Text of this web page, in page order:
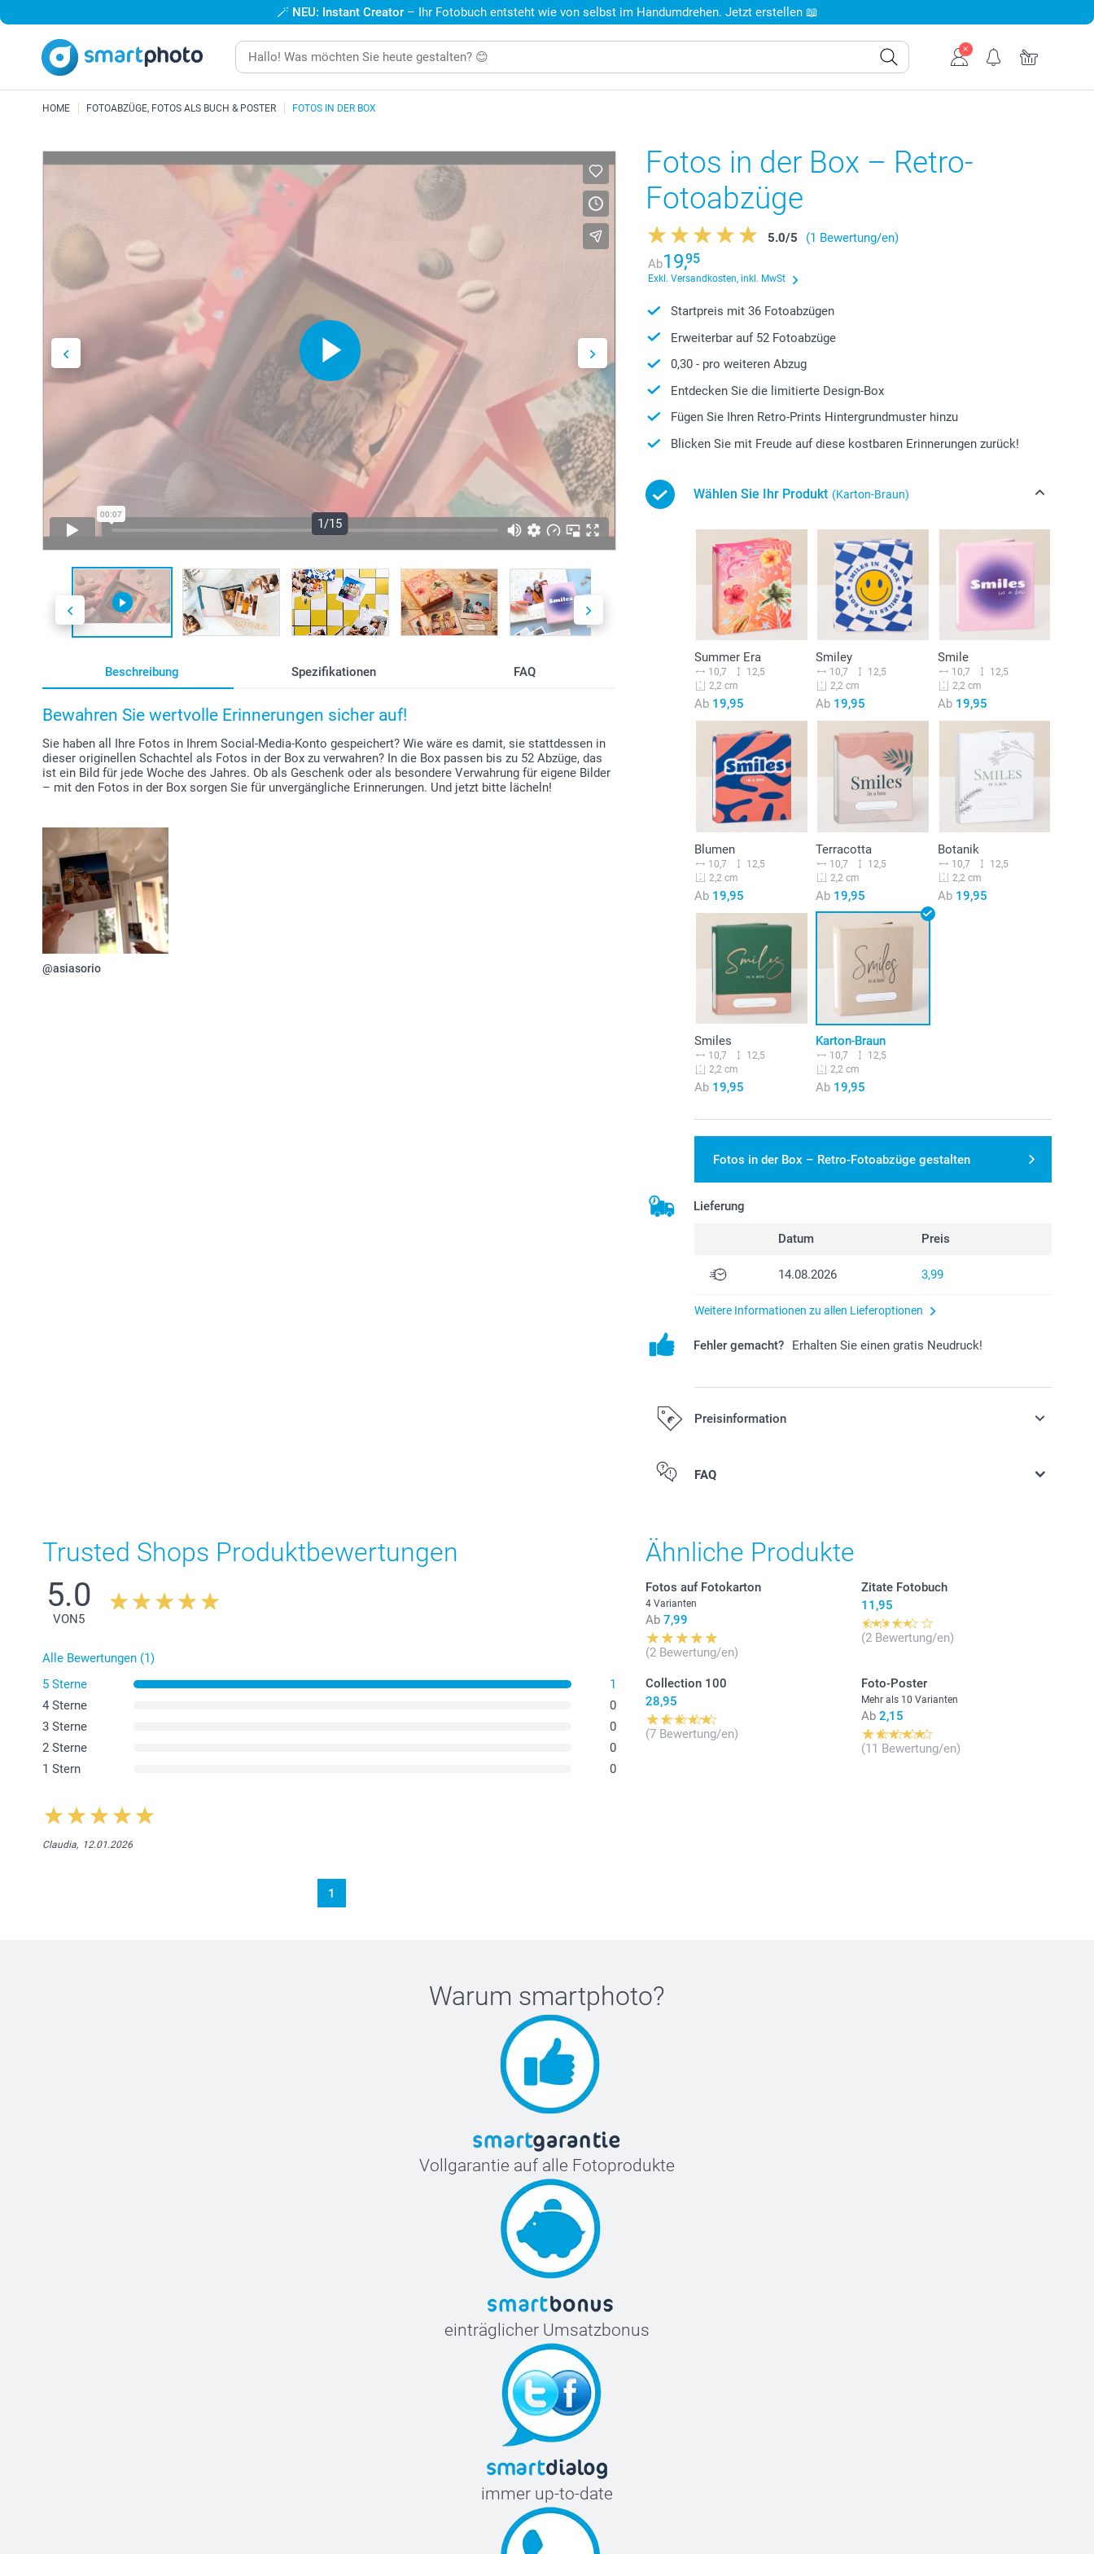
🪄 NEU: Instant Creator – Ihr Fotobuch entsteht wie von selbst im Handumdrehen. Jetzt erstellen 📖
HOME FOTOABZÜGE, FOTOS ALS BUCH & POSTER FOTOS IN DER BOX
1/15
Beschreibung Spezifikationen FAQ
Bewahren Sie wertvolle Erinnerungen sicher auf!
Sie haben all Ihre Fotos in Ihrem Social-Media-Konto gespeichert? Wie wäre es damit, sie stattdessen in
dieser originellen Schachtel als Fotos in der Box zu verwahren? In die Box passen bis zu 52 Abzüge, das
ist ein Bild für jede Woche des Jahres. Ob als Geschenk oder als besondere Verwahrung für eigene Bilder
– mit den Fotos in der Box sorgen Sie für unvergängliche Erinnerungen. Und jetzt bitte lächeln!
@asiasorio
Fotos in der Box – Retro-
Fotoabzüge
5.0/5
(1 Bewertung/en)
Ab19,95
Exkl. Versandkosten, inkl. MwSt
Startpreis mit36 Fotoabzügen
Erweiterbar auf 52 Fotoabzüge
0,30 - pro weiteren Abzug
Entdecken Sie die limitierte Design-Box
Fügen Sie Ihren Retro-Prints Hintergrundmuster hinzu
Blicken Sie mit Freude auf diese kostbaren Erinnerungen zurück!
Wählen Sie Ihr Produkt (Karton-Braun)
Summer Era
10,7
12,5
2,2 cm
Ab 19,95
Smiley
10,7
12,5
2,2 cm
Ab 19,95
Smile
10,7
12,5
2,2 cm
Ab19,95
Blumen
10,7
12,5
2,2 cm
Ab 19,95
Terracotta
10,7
12,5
2,2 cm
Ab 19,95
Botanik
10,7
12,5
2,2 cm
Ab19,95
Smiles
10,7
12,5
2,2 cm
Ab 19,95
Karton-Braun
10,7
12,5
2,2 cm
Ab 19,95
Fotos in der Box – Retro-Fotoabzüge gestalten
Lieferung
Datum Preis
14.08.2026 3,99
Weitere Informationen zu allen Lieferoptionen
Fehler gemacht? Erhalten Sie einen gratis Neudruck!
Preisinformation
Alle Preise verstehen sich in EURO (€) inkl. MwSt. und zzgl.
FAQ
Trusted Shops Produktbewertungen
5.0
VON5
Alle Bewertungen (1)
5 Sterne
1
4 Sterne
0
3 Sterne
0
2 Sterne
0
1 Stern
0
Claudia, 12.01.2026
1
Ähnliche Produkte
Fotos auf Fotokarton
4 Varianten
Ab 7,99
(2 Bewertung/en)
Zitate Fotobuch
11,95
(2 Bewertung/en)
Collection 100
28,95
(7 Bewertung/en)
Foto-Poster
Mehr als 10 Varianten
Ab 2,15
(11 Bewertung/en)
Warum smartphoto?
Vollgarantie auf alle Fotoprodukte
einträglicher Umsatzbonus
immer up-to-date